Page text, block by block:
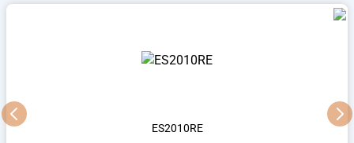
ES2010RE